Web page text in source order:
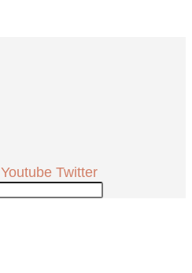
Youtube Twitter